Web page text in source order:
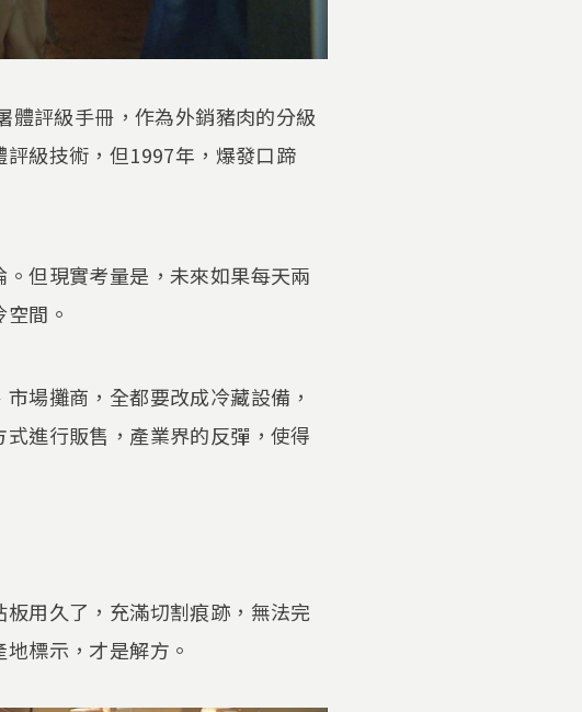
體評級手冊，作為外銷豬肉的分級
級技術，但1997年，爆發口蹄
但現實考量是，未來如果每天兩
間。
場攤商，全都要改成冷藏設備，
進行販售，產業界的反彈，使得
用久了，充滿切割痕跡，無法完
標示，才是解方。